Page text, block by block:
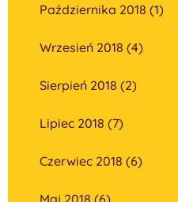
Października 2018 (1)
Wrzesień 2018 (4)
Sierpień 2018 (2)
Lipiec 2018 (7)
Czerwiec 2018 (6)
Maj 2018 (6)